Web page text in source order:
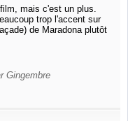
mais c'est un plus.
trop l'accent sur
de Maradona plutôt
Gingembre